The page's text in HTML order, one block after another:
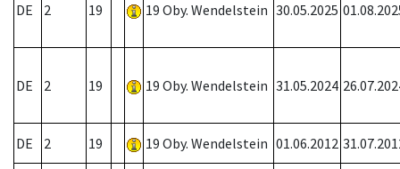
DE 2 19 19 Oby. Wendelstein 30.05.2025
DE 2 19 19 Oby. Wendelstein 31.05.2024
DE 2 19 19 Oby. Wendelstein 01.06.2012